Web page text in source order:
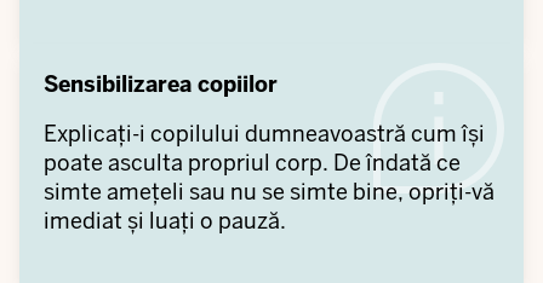
Sensibilizarea copiilor
Explicați-i copilului dumneavoastră cum își
poate asculta propriul corp. De îndată ce
simte amețeli sau nu se simte bine, opriți-vă
imediat și luați o pauză.